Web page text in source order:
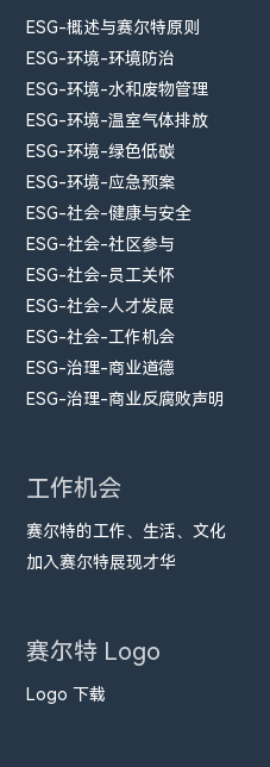
ESG-概述与赛尔特原则
ESG-环境-环境防治
ESG-环境-水和废物管理
ESG-环境-温室气体排放
ESG-环境-绿色低碳
ESG-环境-应急预案
ESG-社会-健康与安全
ESG-社会-社区参与
ESG-社会-员工关怀
ESG-社会-人才发展
ESG-社会-工作机会
ESG-治理-商业道德
ESG-治理-商业反腐败声明
工作机会
赛尔特的工作、生活、文化
加入赛尔特展现才华
赛尔特 Logo
Logo 下载